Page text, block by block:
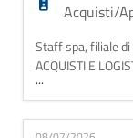
DE
ES
Acquisti/
Staff spa, filiale
ACQUISTI E
metalmeccanico
fornitori e
organizzazione
...